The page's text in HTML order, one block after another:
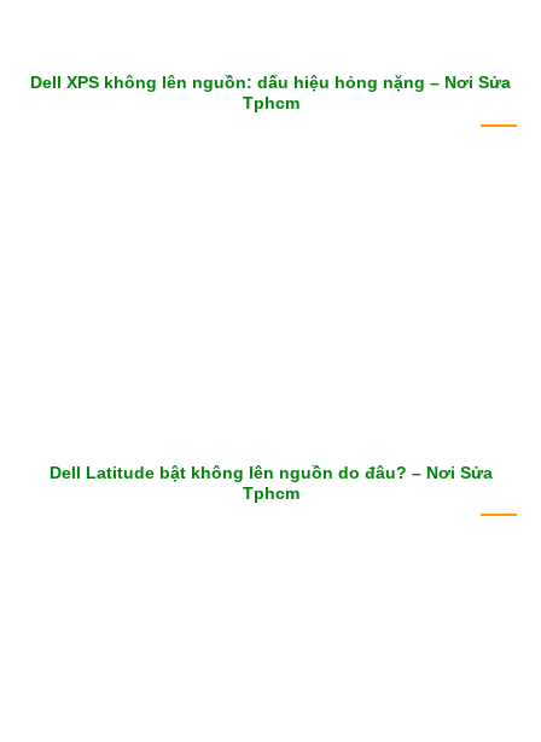
Dell XPS không lên nguồn: dấu hiệu hỏng nặng – Nơi Sửa
Tphcm
Dell Latitude bật không lên nguồn do đâu? – Nơi Sửa
Tphcm